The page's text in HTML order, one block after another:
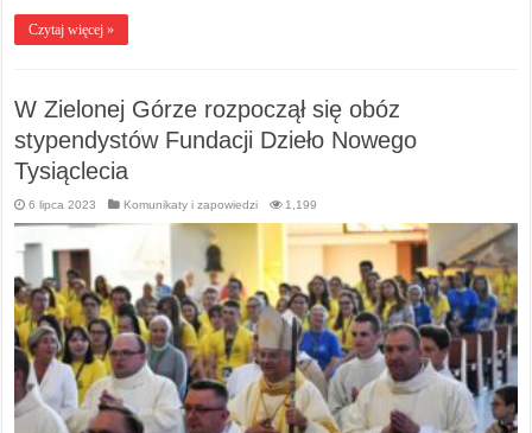
Czytaj więcej »
W Zielonej Górze rozpoczął się obóz
stypendystów Fundacji Dzieło Nowego
Tysiąclecia
6 lipca 2023 Komunikaty i zapowiedzi 1,199